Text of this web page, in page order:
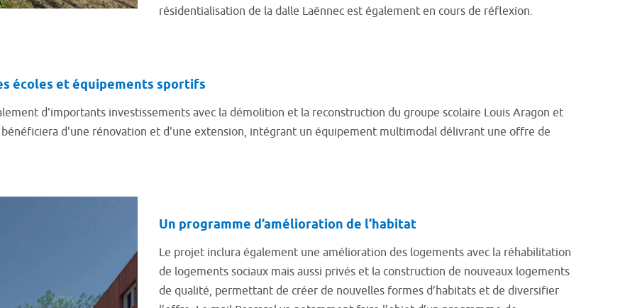
résidentialisation de la dalle Laënnec est également en cours de réflexion.
écoles et équipements sportifs
d'importants investissements avec la démolition et la reconstruction du groupe scolaire Louis Aragon et
bénéficiera d'une rénovation et d'une extension, intégrant un équipement multimodal délivrant une offre de
Un programme d’amélioration de l’habitat
Le projet inclura également une amélioration des logements avec la réhabilitation
de logements sociaux mais aussi privés et la construction de nouveaux logements
de qualité, permettant de créer de nouvelles formes d’habitats et de diversifier